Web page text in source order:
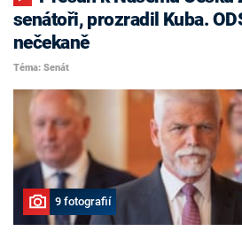
senátoři, prozradil Kuba.
nečekaně
Téma: Senát
9 fotografií